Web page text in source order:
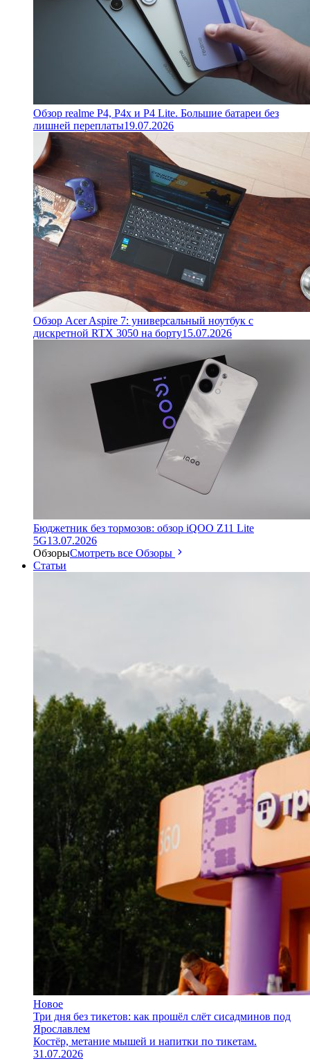
Обзор realme P4, P4x и P4 Lite. Большие батареи без
лишней переплаты19.07.2026
Обзор Acer Aspire 7: универсальный ноутбук с
дискретной RTX 3050 на борту15.07.2026
Бюджетник без тормозов: обзор iQOO Z11 Lite
5G13.07.2026
ОбзорыСмотреть все Обзоры
Статьи
Новое
Три дня без тикетов: как прошёл слёт сисадминов под
Ярославлем
Костёр, метание мышей и напитки по тикетам.
31.07.2026